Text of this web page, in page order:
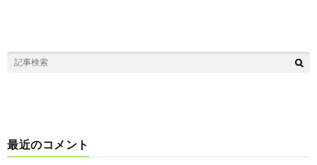
最近のコメント